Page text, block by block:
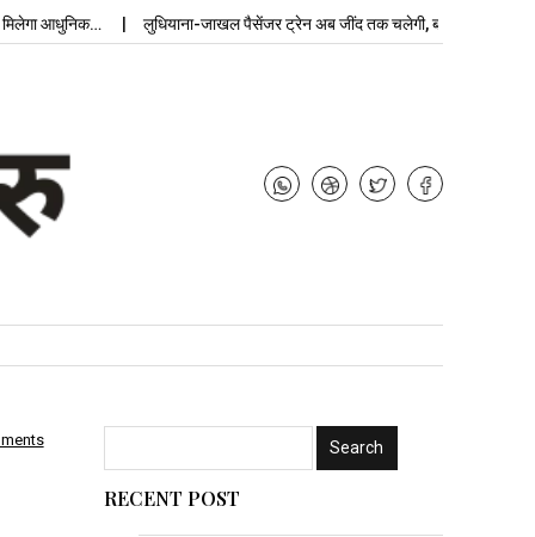
आधुनिक… लुधियाना-जाखल पैसेंजर ट्रेन अब जींद तक चलेगी, बढ़ेगी…
RECENT POST